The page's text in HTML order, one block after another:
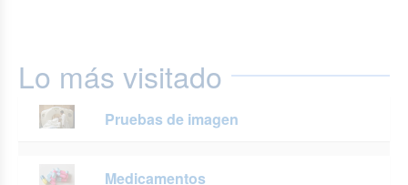
Lo más visitado
Pruebas de imagen
Medicamentos